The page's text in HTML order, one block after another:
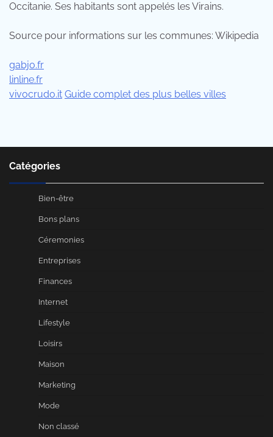
Occitanie. Ses habitants sont appelés les Virains.
Source pour informations sur les communes: Wikipedia
gabjo.fr
linline.fr
vivocrudo.it Guide complet des plus belles villes
Catégories
Bien-être
Bons plans
Céremonies
Entreprises
Finances
Internet
Lifestyle
Loisirs
Maison
Marketing
Mode
Non classé